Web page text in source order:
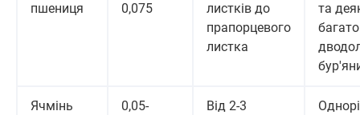
пшениця
0,075
листків до
прапорцевого
листка
та
Ячмінь
0,05-
Від 2-3